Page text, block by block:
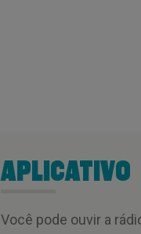
APLICATIVO
Você pode ouvir a